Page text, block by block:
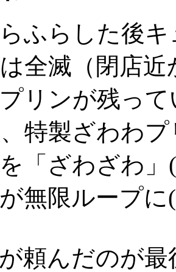
ふらした後
全滅（閉店
リンが残って
特製ざわわ
「ざわざわ
無限ループに
頼んだのが